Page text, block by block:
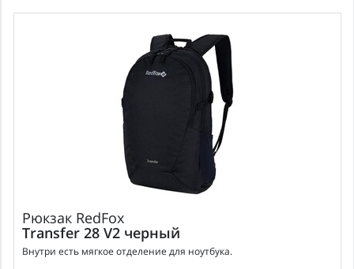
Рюкзак RedFox
Transfer 28 V2 черный
Внутри есть мягкое отделение для ноутбука.